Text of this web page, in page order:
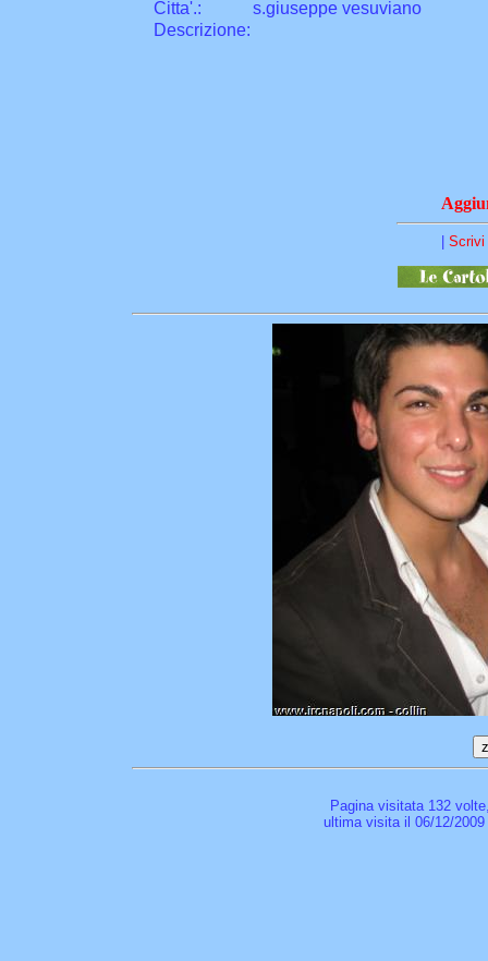
Citta'.:
s.giuseppe vesuviano
Descrizione:
Scrivi
Pagina visitata 132
ultima visita il 06/12/